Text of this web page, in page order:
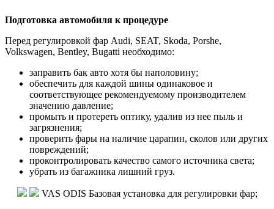
Подготовка автомобиля к процедуре
Перед регулировкой фар Audi, SEAT, Skoda, Porshe,
Volkswagen, Bentley, Bugatti необходимо:
заправить бак авто хотя бы наполовину;
обеспечить для каждой шины одинаковое и
соответствующее рекомендуемому производителем
значению давление;
промыть и протереть оптику, удалив из нее пыль и
загрязнения;
проверить фары на наличие царапин, сколов или других
повреждений;
проконтролировать качество самого источника света;
убрать из багажника лишний груз.
VAS ODIS Базовая установка для регулировки фар;